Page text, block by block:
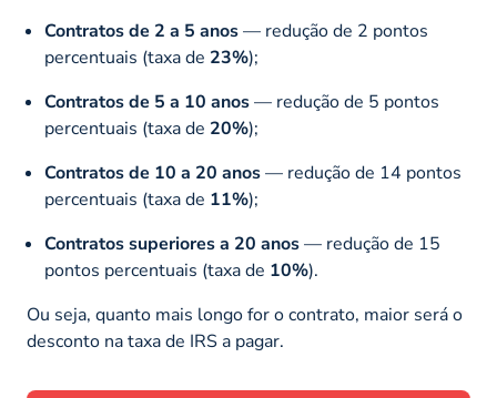
Contratos de 2 a 5 anos— redução de 2 pontos
percentuais (taxa de 23%);
Contratos de 5 a 10 anos— redução de 5 pontos
percentuais (taxa de 20%);
Contratos de 10 a 20 anos— redução de 14 pontos
percentuais (taxa de 11%);
Contratos superiores a 20 anos— redução de 15
pontos percentuais (taxa de 10%).
Ou seja, quanto mais longo for o contrato, maior será o
desconto na taxa de IRS a pagar.